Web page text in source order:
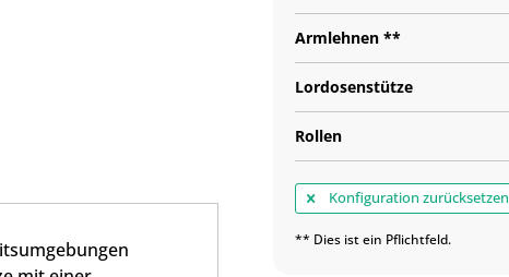
Armlehnen **
Lordosenstütze
Rollen
Konfiguration zurücksetzen
** Dies ist ein Pflichtfeld.